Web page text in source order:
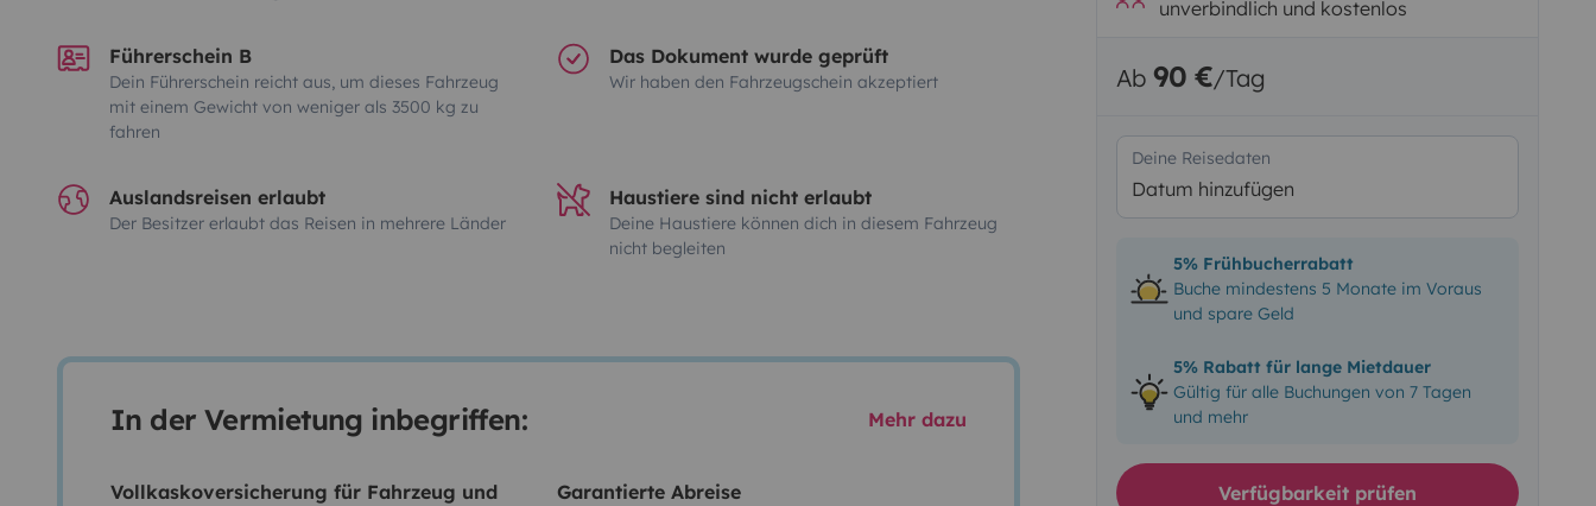
Führerschein B
Dein Führerschein reicht aus, um dieses Fahrzeug
mit einem Gewicht von weniger als 3500 kg zu
fahren
Das Dokument wurde geprüft
Wir haben den Fahrzeugschein akzeptiert
Auslandsreisen erlaubt
Der Besitzer erlaubt das Reisen in mehrere Länder
Haustiere sind nicht erlaubt
Deine Haustiere können dich in diesem Fahrzeug
nicht begleiten
In der Vermietung inbegriffen: Mehr dazu
Vollkaskoversicherung für Fahrzeug und
Garantierte Abreise
unverbindlich und kostenlos
Ab 90 €/Tag
Deine Reisedaten
Datum hinzufügen
5% Frühbucherrabatt
Buche mindestens 5 Monate im Voraus
und spare Geld
5% Rabatt für lange Mietdauer
Gültig für alle Buchungen von 7 Tagen
und mehr
Verfügbarkeit prüfen